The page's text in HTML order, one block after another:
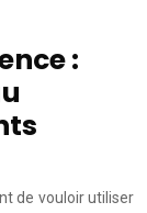
:
de vouloir utiliser